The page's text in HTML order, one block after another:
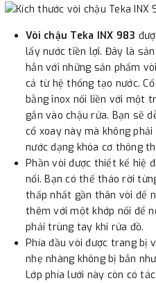
Vòi chậu Teka INX 983
lấy nước tiền lợi. Đây là
hẳn với những sản phẩm
cả từ hệ thống tạo nước.
bằng inox nối liền với một
gắn vào chậu rửa. Bạn sẽ
cổ xoay này mà không
nước dạng khóa cơ thông
Phần vòi được thiết kế hiệ
nối. Bạn có thể tháo rời
thấp nhất gần thân vòi để
thêm với một khớp nối để
phải trùng tay khi rửa đồ.
Phía đầu vòi được trang bị
nhẹ nhàng không bị bắn
Lớp phía lưới này còn có